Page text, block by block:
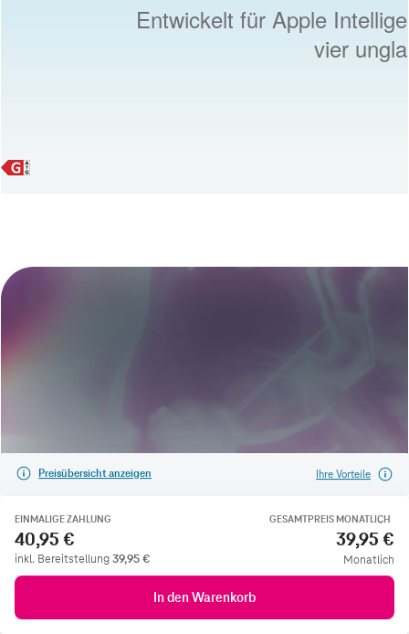
Preisübersicht anzeigen Ihre Vorteile
EINMALIGE ZAHLUNG
40,95 €
inkl. Bereitstellung39,95€
GESAMTPREIS MONATLICH
39,95 €
Monatlich
In den Warenkorb